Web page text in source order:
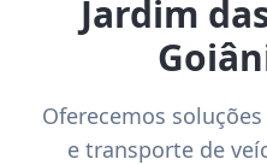
Jardim
Oferecemos
e transporte de